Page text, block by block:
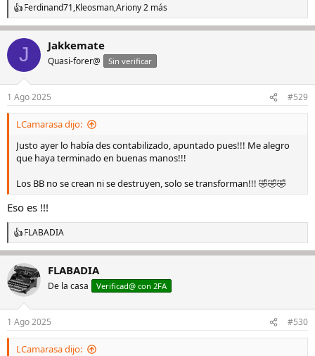
R
e
a
c
i
e
s
Ferdinand71,Kleosman,Ariony 2 más
J Jakkemate
Quasi-forer@ Sin verificar
1 Ago 2025 #529
LCamarasa dijo:
Justo ayer lo había des contabilizado, apuntado pues!!! Me alegro
que haya terminado en buenas manos!!!
Los BB no se crean ni se destruyen, solo se transforman!!! 🤣🤣🤣
Eso es !!!
R
e
a
c
c
i
e
s
FLABADIA
FLABADIA
De la casa Verificad@ con 2FA
1 Ago 2025 #530
LCamarasa dijo: